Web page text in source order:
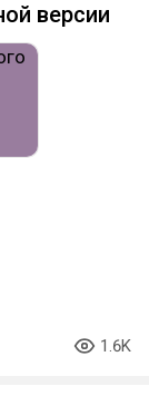
версии
1.6K